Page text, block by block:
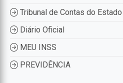
Tribunal de Contas do Estado
Diário Oficial
MEU INSS
PREVIDÊNCIA